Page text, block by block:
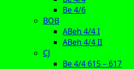
Be 4/6
BOB
ABeh 4/4 I
ABeh 4/4 II
CJ
Be 4/4 615 – 617